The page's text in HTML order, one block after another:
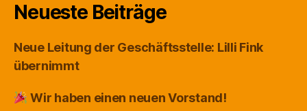
Neueste Beiträge
Neue Leitung der Geschäftsstelle: Lilli Fink
übernimmt
Wir haben einen neuen Vorstand!